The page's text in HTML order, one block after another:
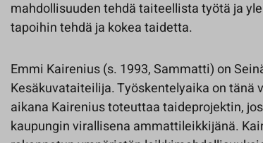
mahdollisuuden tehdä taiteellista työtä ja
tapoihin tehdä ja kokea taidetta.
Emmi Kairenius (s. 1993, Sammatti) on
Kesäkuvataiteilija. Työskentelyaika on tänä
aikana Kairenius toteuttaa taideprojektin,
kaupungin virallisena ammattileikkijänä.